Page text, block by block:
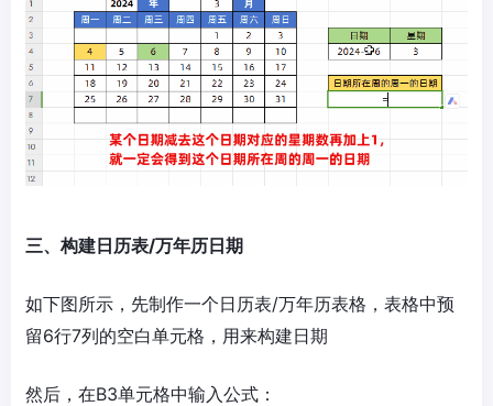
三、构建日历表/万年历日期
如下图所示，先制作一个日历表/万年历表格，表格中预
留6行7列的空白单元格，用来构建日期
然后，在B3单元格中输入公式：